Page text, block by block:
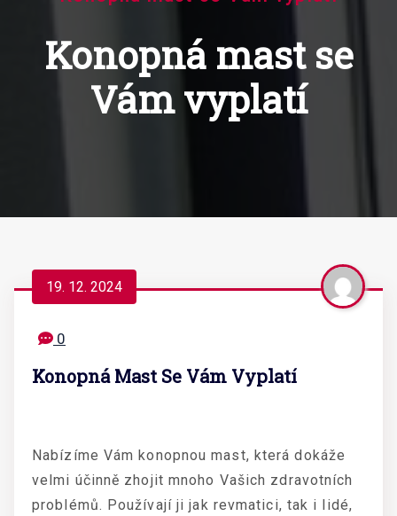
Konopná mast se
Vám vyplatí
19. 12. 2024
0
Konopná Mast Se Vám Vyplatí
Nabízíme Vámkonopnou mast, která dokáže
velmi účinně zhojit mnoho Vašich zdravotních
problémů. Používají ji jak revmatici, tak i lidé,